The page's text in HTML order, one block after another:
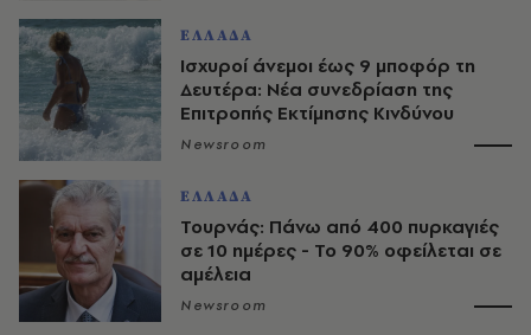
ΕΛΛΑΔΑ
Ισχυροί άνεμοι έως 9 μποφόρ τη
Δευτέρα: Νέα συνεδρίαση της
Επιτροπής Εκτίμησης Κινδύνου
Newsroom
ΕΛΛΑΔΑ
Τουρνάς: Πάνω από 400 πυρκαγιές
σε 10 ημέρες - Το 90% οφείλεται σε
αμέλεια
Newsroom